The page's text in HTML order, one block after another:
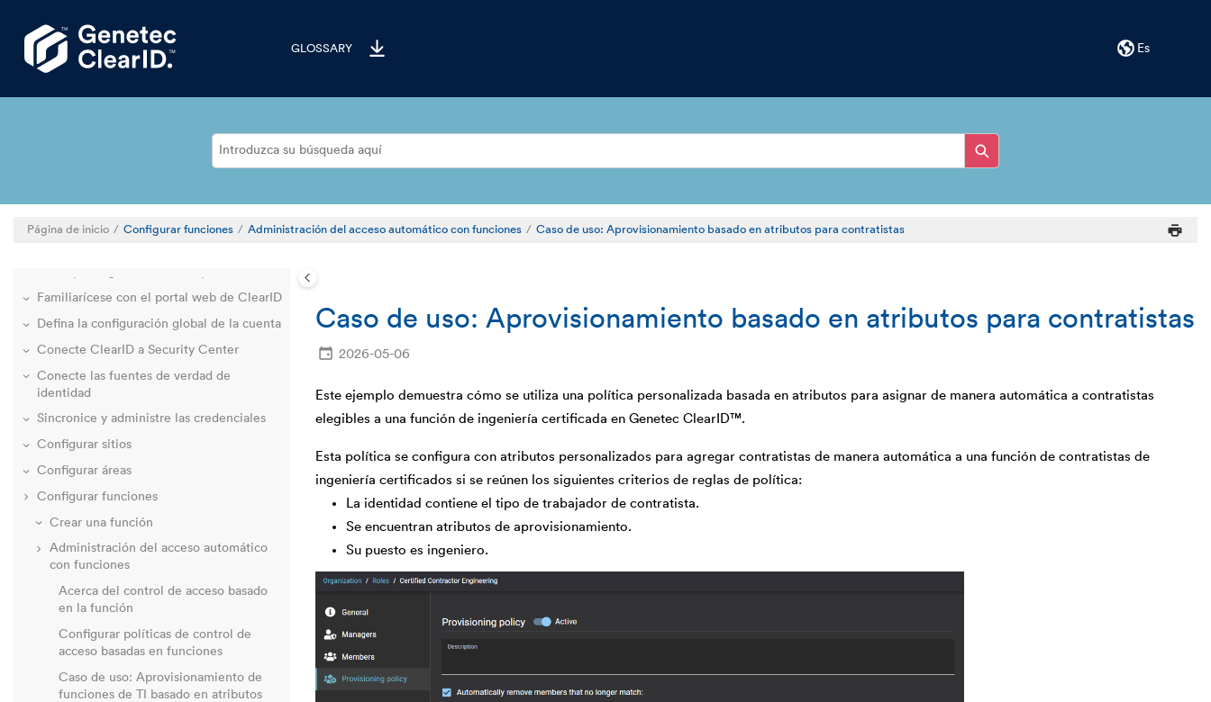
Es
GLOSSARY
Página de inicio Configurar funciones Administración del acceso automático con funciones Caso de uso: Aprovisionamiento basado en atributos para contratistas
Familiarícese con el portal web de ClearID
Defina la configuración global de la cuenta
Conecte ClearID a Security Center
Conecte las fuentes de verdad de
identidad
Sincronice y administre las credenciales
Configurar sitios
Configurar áreas
Configurar funciones
Crear una función
Administración del acceso automático
con funciones
Acerca del control de acceso basado
en la función
Configurar políticas de control de
acceso basadas en funciones
Caso de uso: Aprovisionamiento de
funciones de TI basado en atributos
Caso de uso: Aprovisionamiento basado en atributos para contratistas
2026-05-06
Este ejemplo demuestra cómo se utiliza una política personalizada basada en atributos para asignar de manera automática a contratistas
elegibles a una función de ingeniería certificada en Genetec ClearID™.
Esta política se configura con atributos personalizados para agregar contratistas de manera automática a una función de contratistas de
ingeniería certificados si se reúnen los siguientes criterios de reglas de política:
La identidad contiene el tipo de trabajador de contratista.
Se encuentran atributos de aprovisionamiento.
Su puesto es ingeniero.